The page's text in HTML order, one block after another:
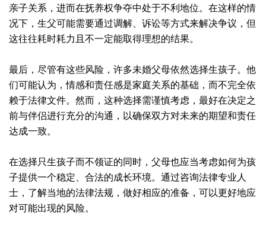
亲子关系，进而在抚养权争夺中处于不利地位。在这样的情
况下，生父可能需要通过调解、诉讼等方式来解决争议，但
这往往耗时耗力且不一定能取得理想的结果。
最后，尽管有这些风险，许多未婚父母依然选择生孩子。他
们可能认为，情感和责任感是家庭关系的基础，而不完全依
赖于法律文件。然而，这种选择需谨慎考虑，最好在决定之
前与伴侣进行充分的沟通，以确保双方对未来的期望和责任
达成一致。
在选择只生孩子而不领证的同时，父母也应当考虑如何为孩
子提供一个稳定、合法的成长环境。通过咨询法律专业人
士，了解当地的法律法规，做好相应的准备，可以更好地应
对可能出现的风险。